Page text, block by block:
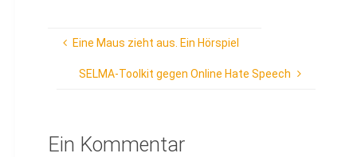
Eine Maus zieht aus. Ein Hörspiel
SELMA-Toolkit gegen Online Hate Speech
Ein Kommentar